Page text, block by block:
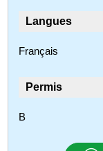
Langues
Français
Permis
B